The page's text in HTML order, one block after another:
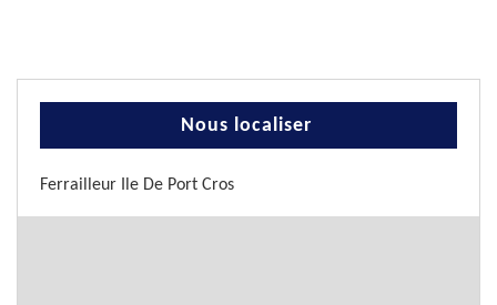
Nous localiser
Ferrailleur Ile De Port Cros